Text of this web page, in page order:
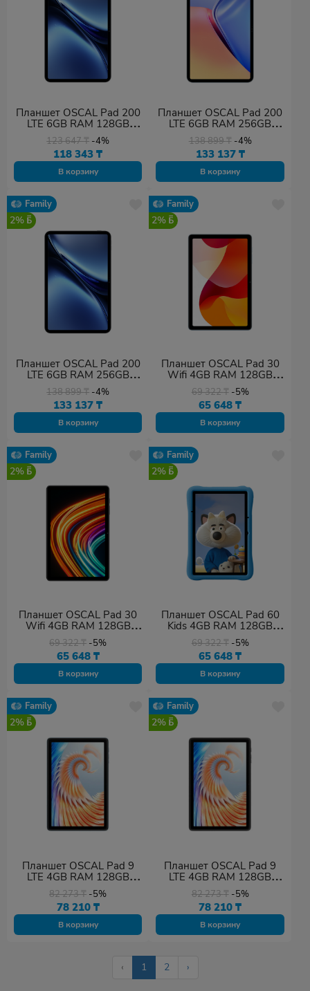
Планшет OSCAL Pad 200
LTE 6GB RAM 128GB
ROM Gray
123 647₸ -4%
118 343₸
В корзину
Планшет OSCAL Pad 200
LTE 6GB RAM 256GB
ROM Blue
138 899₸ -4%
133 137 ₸
В корзину
Family
2%
Планшет OSCAL Pad 200
LTE 6GB RAM 256GB
ROM Gray
138 899₸ -4%
133 137₸
В корзину
Family
2%
Планшет OSCAL Pad 30
Wifi 4GB RAM 128GB
ROM Blue
69 322₸ -5%
65 648₸
В корзину
Family
2%
Планшет OSCAL Pad 30
Wifi 4GB RAM 128GB
ROM Gray
69 322₸ -5%
65 648 ₸
В корзину
Family
2%
Планшет OSCAL Pad 60
Kids 4GB RAM 128GB
ROM Blue
69 322₸ -5%
65 648₸
В корзину
Family
2%
Планшет OSCAL Pad 9
LTE 4GB RAM 128GB
ROM Blue
82 273₸ -5%
78 210 ₸
В корзину
Family
2%
Планшет OSCAL Pad 9
LTE 4GB RAM 128GB
ROM Gray
82 273₸ -5%
78 210₸
В корзину
‹ 1 2 ›